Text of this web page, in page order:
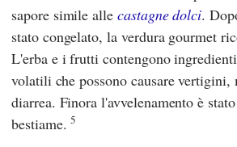
sapore simile alle castagne dolci.
stato congelato, la verdura gourmet
L'erba e i frutti contengono
volatili che possono causare vertigini,
diarrea. Finora l'avvelenamento è
bestiame.5